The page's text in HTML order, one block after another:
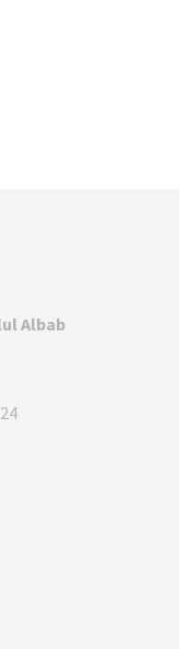
Albab